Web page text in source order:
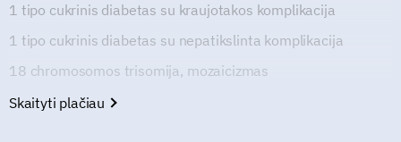
1 tipo cukrinis diabetas su kraujotakos komplikacija
1 tipo cukrinis diabetas su nepatikslinta komplikacija
18 chromosomos trisomija, mozaicizmas
Skaityti plačiau